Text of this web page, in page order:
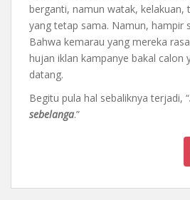
berganti, namun watak, kelakuan,
yang tetap sama. Namun, hampir
Bahwa kemarau yang mereka
hujan iklan kampanye bakal calon
datang.
Begitu pula hal sebaliknya terjadi, “
sebelanga.”